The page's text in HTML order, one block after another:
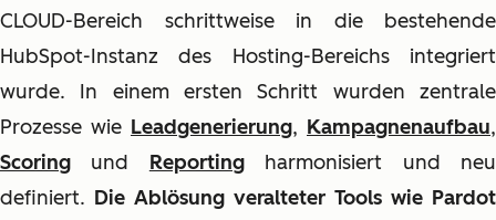
CLOUD-Bereich schrittweise in die bestehende
HubSpot-Instanz des Hosting-Bereichs integriert
wurde. In einem ersten Schritt wurden zentrale
Prozesse wie Leadgenerierung, Kampagnenaufbau,
Scoring und Reportingharmonisiert und neu
definiert. Die Ablösung veralteter Tools wie Pardot